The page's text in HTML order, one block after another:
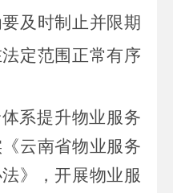
及时制止并限期
定范围正常有序
体系提升物业服务
云南省物业服务
》，开展物业服